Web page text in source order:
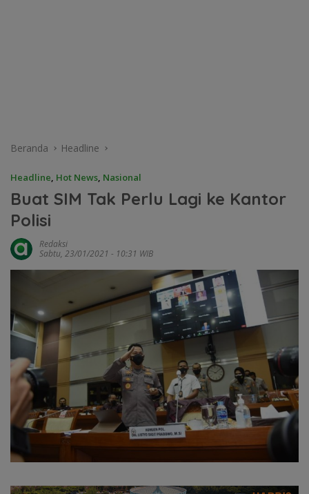
Beranda Headline
Headline, Hot News, Nasional
Buat SIM Tak Perlu Lagi ke Kantor
Polisi
Redaksi
Sabtu, 23/01/2021 - 10:31 WIB